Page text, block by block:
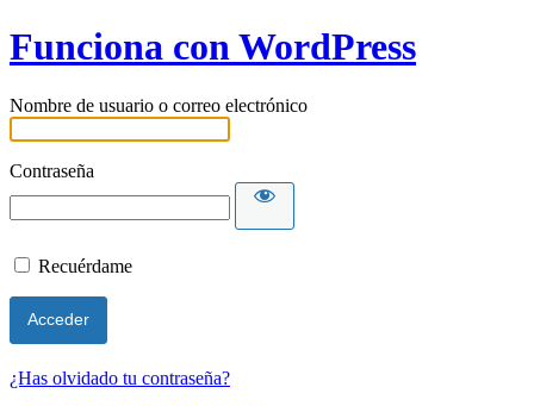
Funciona con WordPress
Nombre de usuario o correo electrónico
Contraseña
Recuérdame
¿Has olvidado tu contraseña?